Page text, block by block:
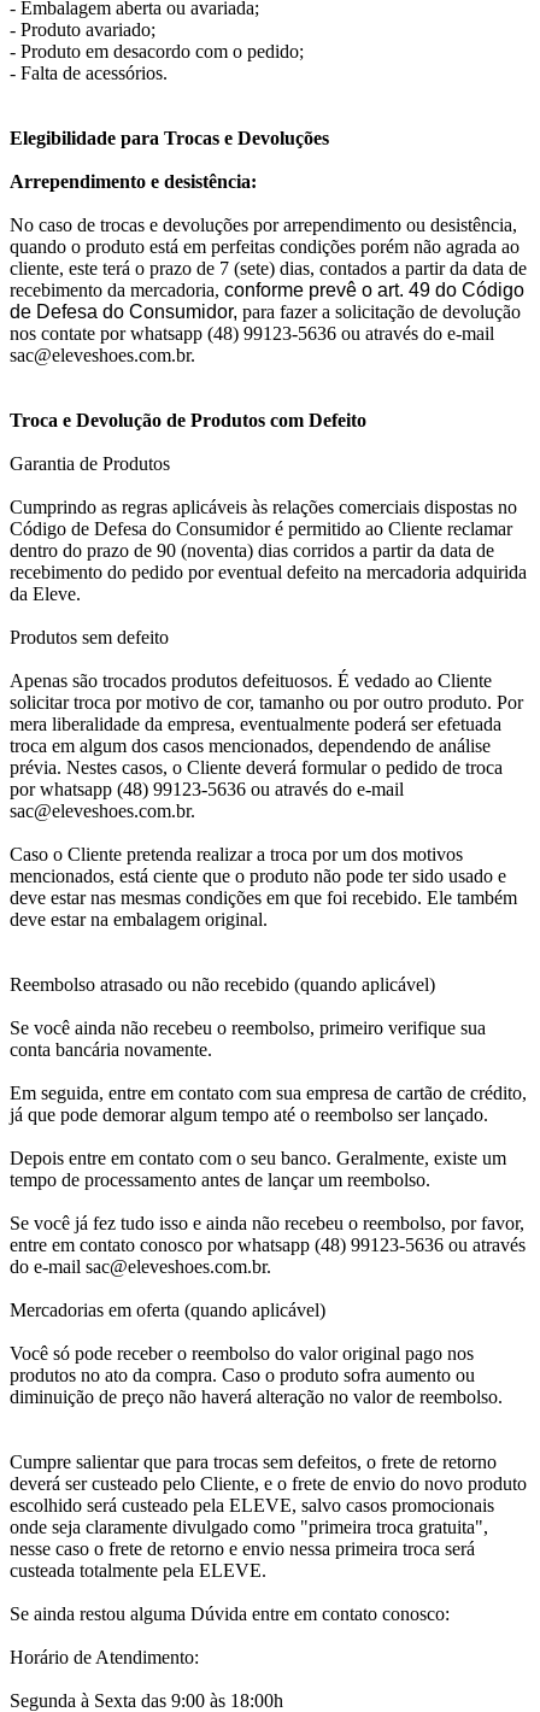
- Embalagem aberta ou avariada;
- Produto avariado;
- Produto em desacordo com o pedido;
- Falta de acessórios.
Elegibilidade para Trocas e Devoluções
Arrependimento e desistência:
No caso de trocas e devoluções por arrependimento ou desistência,
quando o produto está em perfeitas condições porém não agrada ao
cliente, este terá o prazo de 7 (sete) dias, contados a partir da data de
recebimento da mercadoria, conforme prevê o art. 49 do Código
de Defesa do Consumidor, para fazer a solicitação de devolução
nos contate por whatsapp (48) 99123-5636 ou através do e-mail
sac@eleveshoes.com.br.
Troca e Devolução de Produtos com Defeito
Garantia de Produtos
Cumprindo as regras aplicáveis às relações comerciais dispostas no
Código de Defesa do Consumidor é permitido ao Cliente reclamar
dentro do prazo de 90 (noventa) dias corridos a partir da data de
recebimento do pedido por eventual defeito na mercadoria adquirida
da Eleve.
Produtos sem defeito
Apenas são trocados produtos defeituosos. É vedado ao Cliente
solicitar troca por motivo de cor, tamanho ou por outro produto. Por
mera liberalidade da empresa, eventualmente poderá ser efetuada
troca em algum dos casos mencionados, dependendo de análise
prévia. Nestes casos, o Cliente deverá formular o pedido de troca
por whatsapp (48) 99123-5636 ou através do e-mail
sac@eleveshoes.com.br.
Caso o Cliente pretenda realizar a troca por um dos motivos
mencionados, está ciente que o produto não pode ter sido usado e
deve estar nas mesmas condições em que foi recebido. Ele também
deve estar na embalagem original.
Reembolso atrasado ou não recebido (quando aplicável)
Se você ainda não recebeu o reembolso, primeiro verifique sua
conta bancária novamente.
Em seguida, entre em contato com sua empresa de cartão de crédito,
já que pode demorar algum tempo até o reembolso ser lançado.
Depois entre em contato com o seu banco. Geralmente, existe um
tempo de processamento antes de lançar um reembolso.
Se você já fez tudo isso e ainda não recebeu o reembolso, por favor,
entre em contato conosco por whatsapp (48) 99123-5636 ou através
do e-mail sac@eleveshoes.com.br.
Mercadorias em oferta (quando aplicável)
Você só pode receber o reembolso do valor original pago nos
produtos no ato da compra. Caso o produto sofra aumento ou
diminuição de preço não haverá alteração no valor de reembolso.
Cumpre salientar que para trocas sem defeitos, o frete de retorno
deverá ser custeado pelo Cliente, e o frete de envio do novo produto
escolhido será custeado pela ELEVE, salvo casos promocionais
onde seja claramente divulgado como "primeira troca gratuita",
nesse caso o frete de retorno e envio nessa primeira troca será
custeada totalmente pela ELEVE.
Se ainda restou alguma Dúvida entre em contato conosco:
Horário de Atendimento:
Segunda à Sexta das 9:00 às 18:00h